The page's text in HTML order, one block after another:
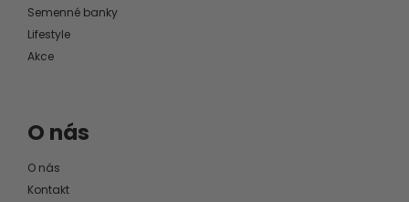
Semenné banky
Lifestyle
Akce
O nás
O nás
Kontakt